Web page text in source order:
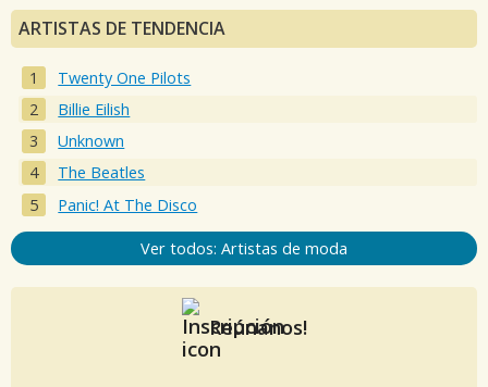
ARTISTAS DE TENDENCIA
Twenty One Pilots
Billie Eilish
Unknown
The Beatles
Panic! At The Disco
Ver todos: Artistas de moda
Reúnanos!